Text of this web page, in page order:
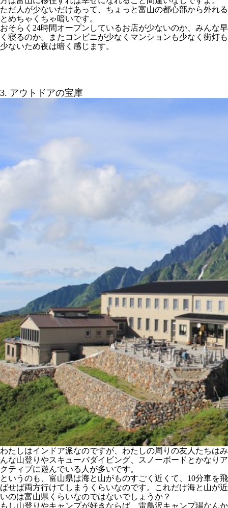
ただ人が少ないだけあって、ちょっと富山の都心部から外れる
とめちゃくちゃ暗いです。
おそらく24時間オープンしているお店が少ないのか、みんな早
く寝るのか。またコンビニが少なくマンションも少なく街灯も
少ないため夜は暗く感じます。
3. アウトドアの宝庫
わたしはインドア派なのですが、わたしの周りの友人たちはみ
んな山登りやスキューバダイビング、スノーボードとかなりア
クティブに遊んでいる人が多いです。
というのも、富山県は海と山がものすごく近くて、10分車を飛
ばせば両方行けてしまうくらいなのです。これだけ海と山が近
いのは富山県くらいなのではないでしょうか？
もし山登りやキャンプが好きならば、雷鳥沢キャンプ場なんか